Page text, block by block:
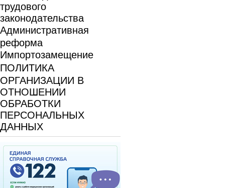
трудового
законодательства
Административная
реформа
Импортозамещение
ПОЛИТИКА
ОРГАНИЗАЦИИ В
ОТНОШЕНИИ
ОБРАБОТКИ
ПЕРСОНАЛЬНЫХ
ДАННЫХ